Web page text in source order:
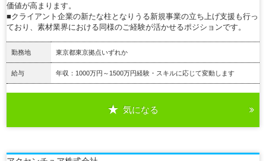
価値が高まります。
■クライアント企業の新たな柱となりうる新規事業の立ち上げ支援も行っ
ており、素材業界における同様のご経験が活かせるポジションです。
勤務地 東京都東京拠点いずれか
給与 年収：1000万円～1500万円経験・スキルに応じて変動します
気になる